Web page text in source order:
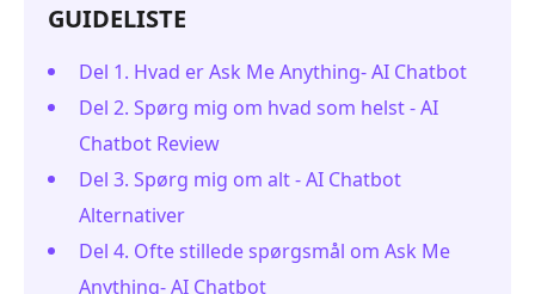
GUIDELISTE
Del 1. Hvad er Ask Me Anything- AI Chatbot
Del 2. Spørg mig om hvad som helst - AI
Chatbot Review
Del 3. Spørg mig om alt - AI Chatbot
Alternativer
Del 4. Ofte stillede spørgsmål om Ask Me
Anything- AI Chatbot